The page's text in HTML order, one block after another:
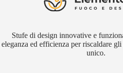
Stufe di design innovative e
eleganza ed efficienza per riscaldare
unico.